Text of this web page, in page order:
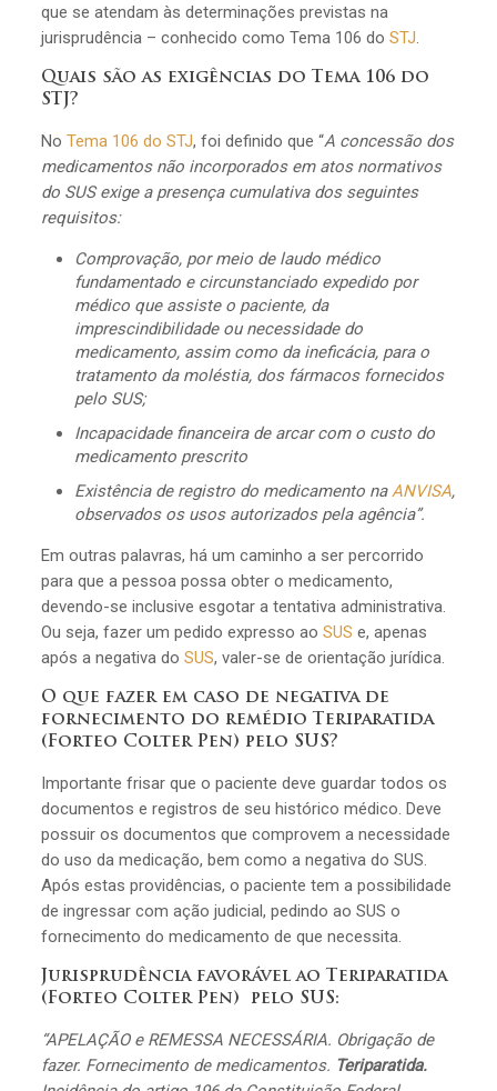
que se atendam às determinações previstas na
jurisprudência – conhecido como Tema 106 doSTJ.
Quais são as exigências do Tema 106 do
STJ?
NoTema 106 do STJ, foi definido que “A concessão dos
medicamentos não incorporados em atos normativos
do SUS exige a presença cumulativa dos seguintes
requisitos:
Comprovação, por meio de laudo médico
fundamentado e circunstanciado expedido por
médico que assiste o paciente, da
imprescindibilidade ou necessidade do
medicamento, assim como da ineficácia, para o
tratamento da moléstia, dos fármacos fornecidos
pelo SUS;
Incapacidade financeira de arcar com o custo do
medicamento prescrito
Existência de registro do medicamento naANVISA,
observados os usos autorizados pela agência”.
Em outras palavras, há um caminho a ser percorrido
para que a pessoa possa obter o medicamento,
devendo-se inclusive esgotar a tentativa administrativa.
Ou seja, fazer um pedido expresso aoSUS e, apenas
após a negativa doSUS, valer-se de orientação jurídica.
O que fazer em caso de negativa de
fornecimento do remédio Teriparatida
(Forteo Colter Pen) pelo SUS?
Importante frisar que o paciente deve guardar todos os
documentos e registros de seu histórico médico. Deve
possuir os documentos que comprovem a necessidade
do uso da medicação, bem como a negativa do SUS.
Após estas providências, o paciente tem a possibilidade
de ingressar com ação judicial, pedindo ao SUS o
fornecimento do medicamento de que necessita.
Jurisprudência favorável ao Teriparatida
(Forteo Colter Pen) pelo SUS:
“APELAÇÃO e REMESSA NECESSÁRIA. Obrigação de
fazer. Fornecimento de medicamentos. Teriparatida.